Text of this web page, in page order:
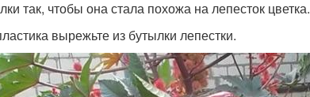
так, чтобы она стала похожа на лепесток цветка.
вырежьте из бутылки лепестки.